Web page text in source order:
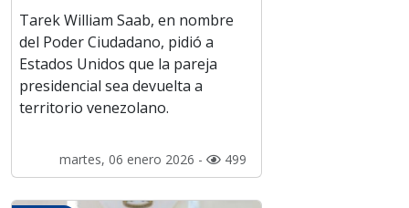
Tarek William Saab, en nombre
del Poder Ciudadano, pidió a
Estados Unidos que la pareja
presidencial sea devuelta a
territorio venezolano.
martes, 06 enero 2026 - 499